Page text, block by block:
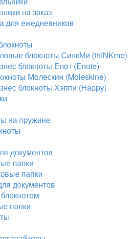
на заказ
для ежедневников
блокноты СинкМи (thINKme)
блокноты Енот (Enote)
Молескин (Moleskine)
блокноты Хэппи (Happy)
на пружине
документов
папки
папки
документов
папки